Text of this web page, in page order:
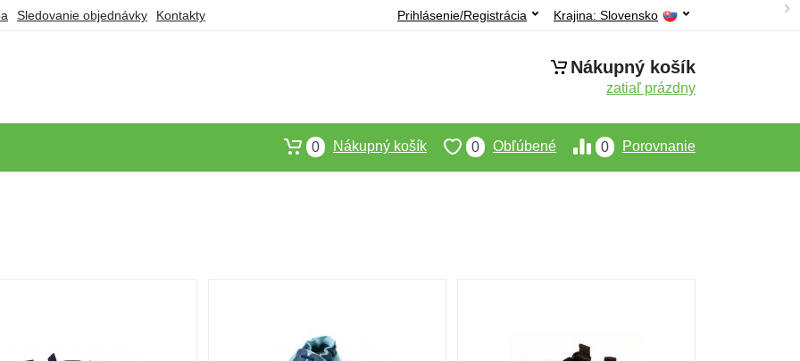
Sledovanie objednávky Kontakty Krajina: Slovensko
Prihlásenie/Registrácia
Nákupný košík
zatiaľ prázdny
0 Porovnanie
0 Obľúbené
0 Nákupný košík